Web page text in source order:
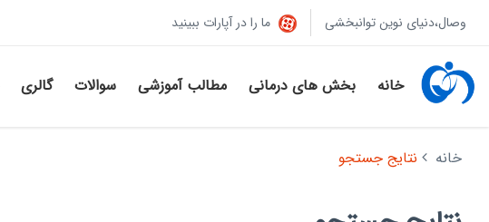
وصال،دنیای نوین توانبخشی ما را در آپارات ببینید
خانه بخش های درمانی مطالب آموزشی سوالات گالری
خانه نتایج جستجو